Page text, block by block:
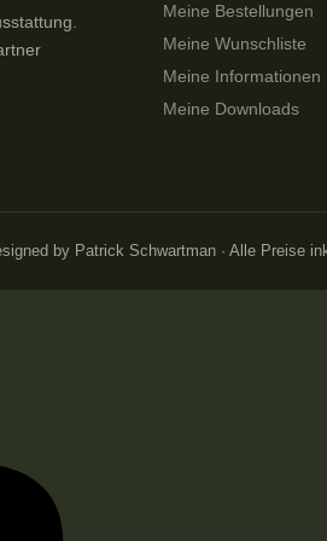
Meine Bestellungen
Meine Wunschliste
Meine Informationen
Meine Downloads
by Patrick Schwartman · Alle Preise